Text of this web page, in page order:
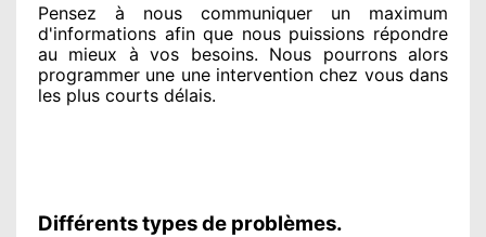
Pensez à nous communiquer un maximum
d'informations afin que nous puissions répondre
au mieux à vos besoins. Nous pourrons alors
programmer une une intervention chez vousdans
les plus courts délais.
Différents types de problèmes.